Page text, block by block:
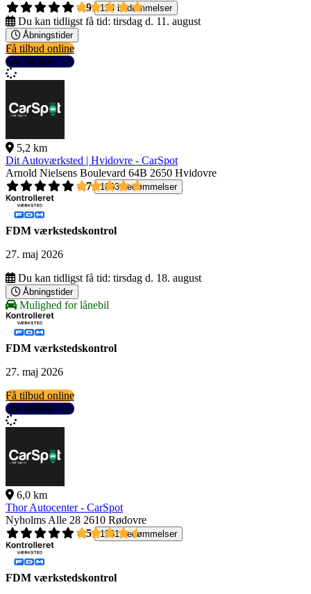
4,9
134 bedømmelser
Du kan tidligst få tid: tirsdag d. 11. august
Åbningstider
Få tilbud online
Se detaljer
5,2 km
Dit Autoværksted | Hvidovre - CarSpot
Arnold Nielsens Boulevard 64B 2650 Hvidovre
4,7
1003 bedømmelser
FDM værkstedskontrol
27. maj 2026
Du kan tidligst få tid: tirsdag d. 18. august
Åbningstider
Mulighed for lånebil
FDM værkstedskontrol
27. maj 2026
Få tilbud online
Se detaljer
6,0 km
Thor Autocenter - CarSpot
Nyholms Alle 28 2610 Rødovre
4,5
1561 bedømmelser
FDM værkstedskontrol